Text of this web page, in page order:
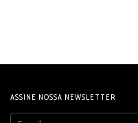
ASSINE NOSSA NEWSLETTER